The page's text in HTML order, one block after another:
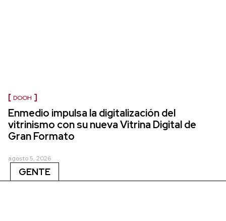
DOOH
Enmedio impulsa la digitalización del
vitrinismo con su nueva Vitrina Digital de
Gran Formato
agosto 5, 2026
GENTE